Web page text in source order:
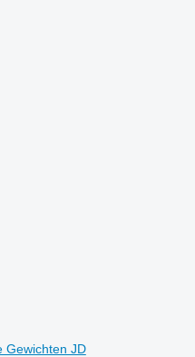
Gewichten JD